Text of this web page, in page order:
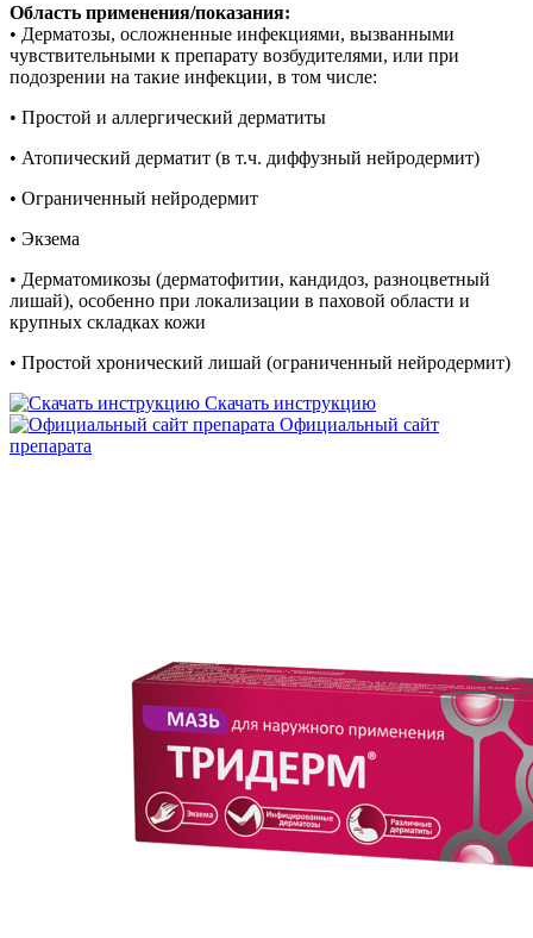
Область применения/показания:
• Дерматозы, осложненные инфекциями, вызванными
чувствительными к препарату возбудителями, или при
подозрении на такие инфекции, в том числе:
• Простой и аллергический дерматиты
• Атопический дерматит (в т.ч. диффузный нейродермит)
• Ограниченный нейродермит
• Экзема
• Дерматомикозы (дерматофитии, кандидоз, разноцветный
лишай), особенно при локализации в паховой области и
крупных складках кожи
• Простой хронический лишай (ограниченный нейродермит)
Скачать инструкцию
Официальный сайт
препарата